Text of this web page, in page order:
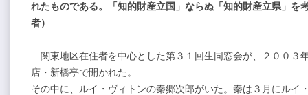
れたものである。「知的財産立国」ならぬ「知的財産立県」を
者）
関東地区在住者を中心とした第３１回生同窓会が、２００３
店・新橋亭で開かれた。
その中に、ルイ・ヴィトンの秦郷次郎がいた。秦は３月にルイ